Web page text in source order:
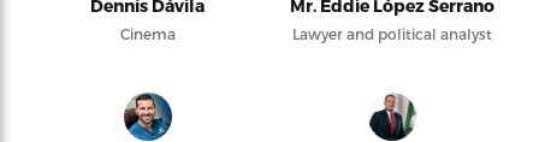
Dennis Dávila
Cinema
Mr. Eddie López Serrano
Lawyer and political analyst